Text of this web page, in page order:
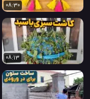
08:30
08:13